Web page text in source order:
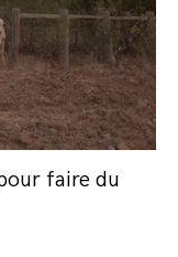
faire du